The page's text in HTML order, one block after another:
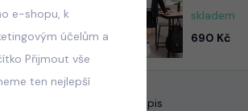
skladem
690 Kč
Popis
e-shopu, k
účelům a
Přijmout vše
ten nejlepší